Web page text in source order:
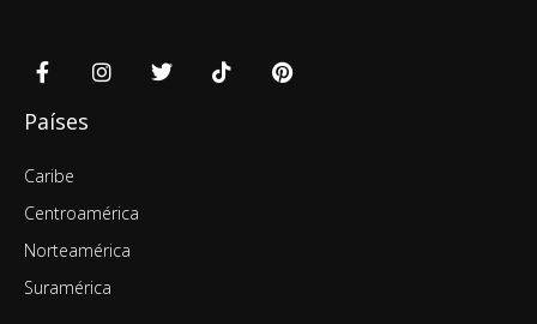
Países
Caribe
Centroamérica
Norteamérica
Suramérica